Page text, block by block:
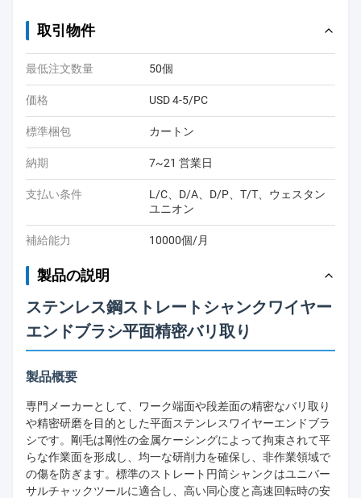
取引物件
最低注文数量 50個
価格 USD 4-5/PC
標準梱包 カートン
納期 7~21 営業日
支払い条件
L/C、D/A、D/P、T/T、ウェスタン
ユニオン
補給能力 10000個/月
製品の説明
ステンレス鋼ストレートシャンクワイヤー
エンドブラシ平面精密バリ取り
製品概要
専門メーカーとして、ワーク端面や段差面の精密なバリ取り
や精密研磨を目的とした平面ステンレスワイヤーエンドブラ
シです。剛毛は剛性の金属ケーシングによって拘束されて平
らな作業面を形成し、均一な研削力を確保し、非作業領域で
の傷を防ぎます。標準のストレート円筒シャンクはユニバー
サルチャックツールに適合し、高い同心度と高速回転時の安